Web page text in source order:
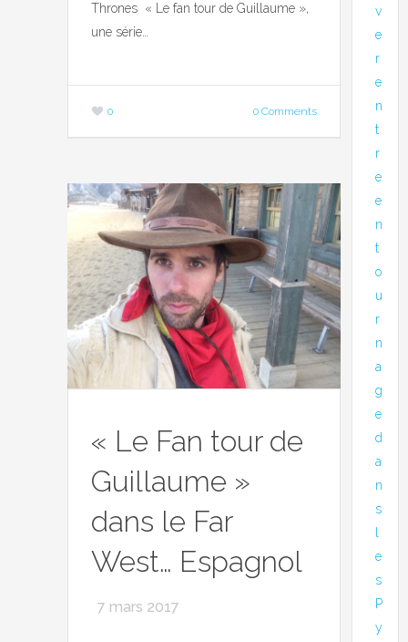
Thrones « Le fan tour de Guillaume »,
une série…
0 0 Comments
« Le Fan tour de
Guillaume »
dans le Far
West… Espagnol
7 mars 2017
v
e
r
e
n
t
r
e
e
n
t
o
u
r
n
a
g
e
d
a
n
s
e
s
P
y